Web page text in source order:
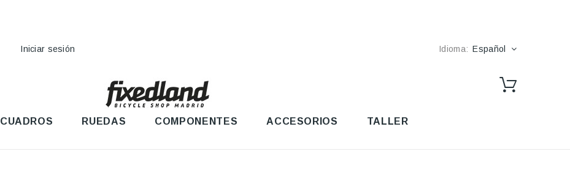
Iniciar sesión Idioma: Español
CUADROS RUEDAS COMPONENTES ACCESORIOS TALLER